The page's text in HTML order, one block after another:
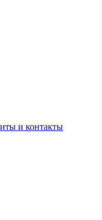
и контакты